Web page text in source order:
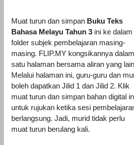
Muat turun dan simpan Buku Teks
Bahasa Melayu Tahun 3 ini ke dalam
folder subjek pembelajaran masing-
masing. FLIP.MY kongsikannya dalam
satu halaman bersama aliran yang
Melalui halaman ini, guru-guru dan
boleh dapatkan Jilid 1 dan Jilid 2. Klik
muat turun dan simpan bahan digital
untuk rujukan ketika sesi
berlangsung. Jadi, murid tidak perlu
muat turun berulang kali.